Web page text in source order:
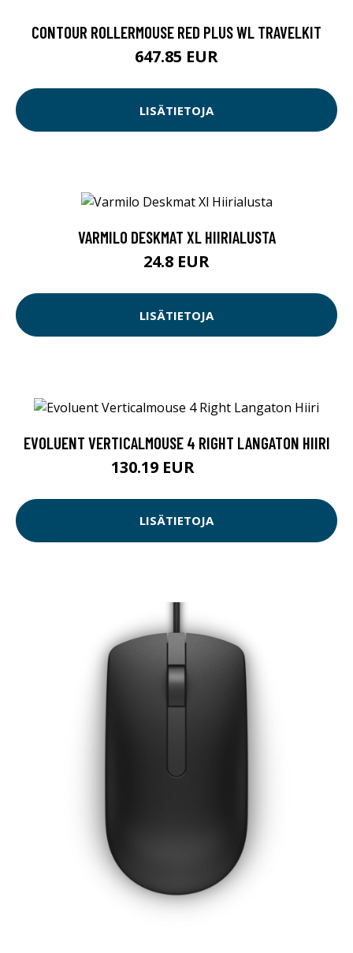
CONTOUR ROLLERMOUSE RED PLUS WL TRAVELKIT
647.85 EUR
LISÄTIETOJA
VARMILO DESKMAT XL HIIRIALUSTA
24.8 EUR
LISÄTIETOJA
EVOLUENT VERTICALMOUSE 4 RIGHT LANGATON HIIRI
130.19 EUR
LISÄTIETOJA